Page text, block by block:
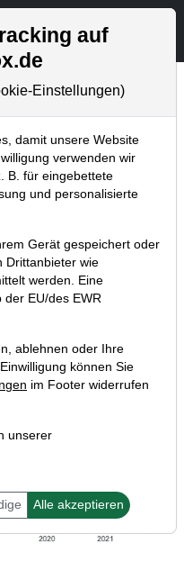
Aktien- und Artikelsuche
bietet sich
eine
auf
Einstellungen)
damit unsere Website
verwenden wir
B. für eingebettete
und personalisierte
Gerät gespeichert oder
Drittanbieter wie
werden. Eine
EU/des EWR
ablehnen oder Ihre
können Sie
im Footer widerrufen
unserer
Alle akzeptieren